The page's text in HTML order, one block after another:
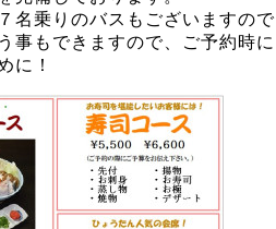
名乗りのバスもございますので
事もできますので、ご予約時に
に！